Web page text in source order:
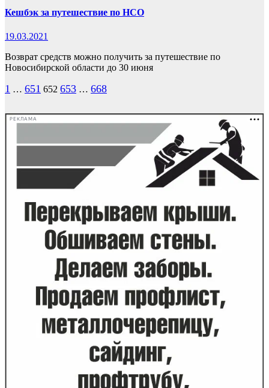
Кешбэк за путешествие по НСО
19.03.2021
Возврат средств можно получить за путешествие по
Новосибирской области до 30 июня
Пагинация
1 … 651 652 653 … 668
РЕКЛАМА